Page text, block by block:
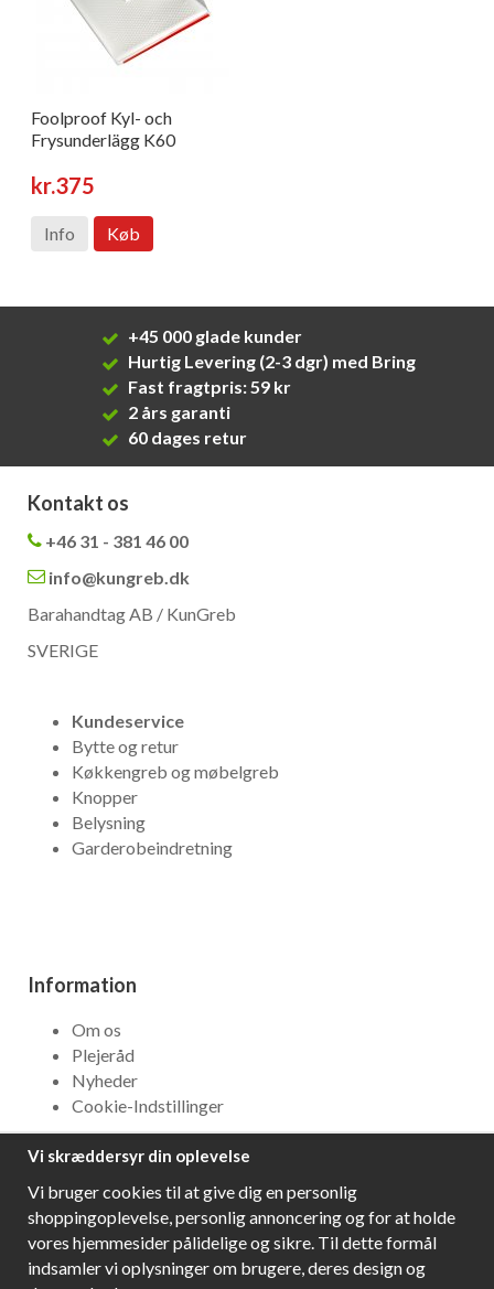
Foolproof Kyl- och
Frysunderlägg K60
kr.375
Info Køb
+45 000 glade kunder
Hurtig Levering (2-3 dgr) med Bring
Fast fragtpris: 59 kr
2 års garanti
60 dages retur
Kontakt os
+46 31 - 381 46 00
info@kungreb.dk
Barahandtag AB / KunGreb
SVERIGE
Kundeservice
Bytte og retur
Køkkengreb og møbelgreb
Knopper
Belysning
Garderobeindretning
Information
Om os
Plejeråd
Nyheder
Cookie-Indstillinger
NYHEDSBREV
Få bedste tilbud og\r spændende nye produkter!
Vi skræddersyr din oplevelse
Vi bruger cookies til at give dig en personlig
shoppingoplevelse, personlig annoncering og for at holde
vores hjemmesider pålidelige og sikre. Til dette formål
indsamler vi oplysninger om brugere, deres design og